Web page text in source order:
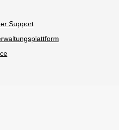
Support